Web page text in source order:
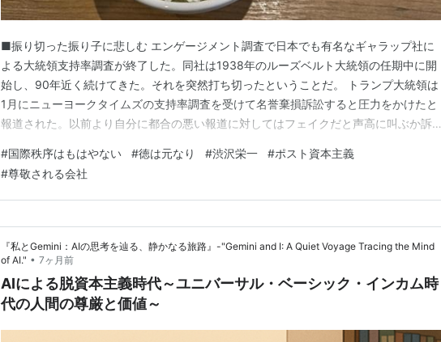
■振り切った振り子に悲しむ エンゲージメント調査で日本でも有名なギャラップ社に
よる大統領支持率調査が終了した。同社は1938年のルーズベルト大統領の任期中に開
始し、90年近く続けてきた。それを突然打ち切ったということだ。 トランプ大統領は
1月にニューヨークタイムズの支持率調査を受けて名誉棄損訴訟すると圧力をかけたと
報道された。以前より自分に都合の悪い報道に対してはフェイクだと声高に叫ぶか訴え
すが、事実は分からない。 また、トランプ大統領は2009年に米環境保護局が出した
「温暖化ガスが公衆の健康・福祉を危険にさらしてい…
#国際秩序はもはやない #徳は元なり #渋沢栄一 #ポスト資本主義
#尊敬される会社
『私とGemini：AIの思考を辿る、静かなる旅路』-"Gemini and I: A Quiet Voyage Tracing the Mind
of AI." • 7ヶ月前
AIによる脱資本主義時代～ユニバーサル・ベーシック・インカム時
代の人間の尊厳と価値～